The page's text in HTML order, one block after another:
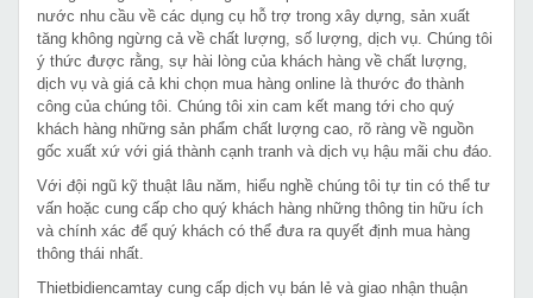
nước nhu cầu về các dụng cụ hỗ trợ trong xây dựng, sản xuất
tăng không ngừng cả về chất lượng, số lượng, dịch vụ. Chúng tôi
ý thức được rằng, sự hài lòng của khách hàng về chất lượng,
dịch vụ và giá cả khi chọn mua hàng online là thước đo thành
công của chúng tôi. Chúng tôi xin cam kết mang tới cho quý
khách hàng những sản phẩm chất lượng cao, rõ ràng về nguồn
gốc xuất xứ với giá thành cạnh tranh và dịch vụ hậu mãi chu đáo.
Với đội ngũ kỹ thuật lâu năm, hiểu nghề chúng tôi tự tin có thể tư
vấn hoặc cung cấp cho quý khách hàng những thông tin hữu ích
và chính xác để quý khách có thể đưa ra quyết định mua hàng
thông thái nhất.
Thietbidiencamtay cung cấp dịch vụ bán lẻ và giao nhận thuận